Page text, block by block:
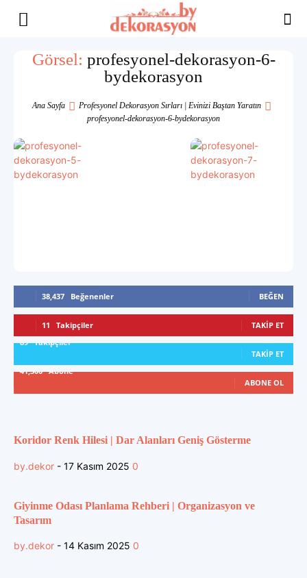
Yaşam
İlham
Görsel: profesyonel-dekorasyon-6-
bydekorasyon
Ana Sayfa
Profesyonel Dekorasyon Sırları | Evinizi Baştan Yaratın
profesyonel-dekorasyon-6-bydekorasyon
38,437 Beğenenler BEĞEN
11 Takipçiler
TAKIP ET
89 Takipçiler
TAKIP ET
41,300 Abone
ABONE OL
Koridor Renk Hilesi | Dar Alanları Geniş Gösterme
by.dekor - 17 Kasım 2025 0
Giyinme Odası Planlama Rehberi | Organizasyon ve
Tasarım
by.dekor - 14 Kasım 2025 0